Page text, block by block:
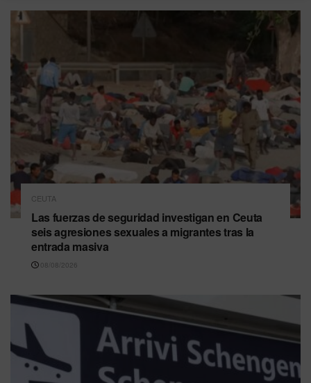
CEUTA
Las fuerzas de seguridad investigan en Ceuta
seis agresiones sexuales a migrantes tras la
entrada masiva
08/08/2026